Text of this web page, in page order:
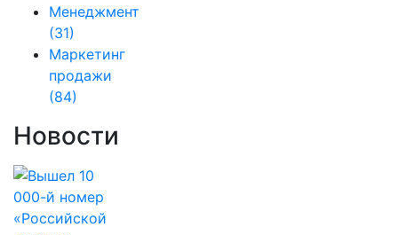
Менеджмент
(31)
Маркетинг
продажи
(84)
Новости